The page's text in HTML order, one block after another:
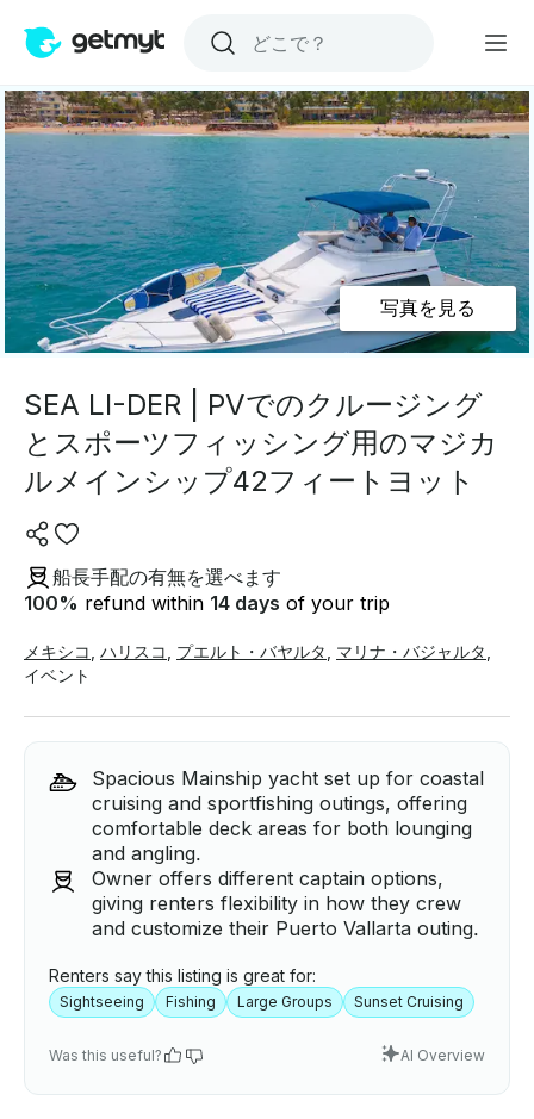
写真を見る
SEA LI-DER | PVでのクルージング
とスポーツフィッシング用のマジカ
ルメインシップ42フィートヨット
船長手配の有無を選べます
100% refund within 14 days of your trip
メキシコ ハリスコ プエルト・バヤルタ マリナ・バジャルタ
イベント
Spacious Mainship yacht set up for coastal
cruising and sportfishing outings, offering
comfortable deck areas for both lounging
and angling.
Owner offers different captain options,
giving renters flexibility in how they crew
and customize their Puerto Vallarta outing.
Renters say this listing is great for:
Sightseeing Fishing Large Groups Sunset Cruising
Was this useful? AI Overview